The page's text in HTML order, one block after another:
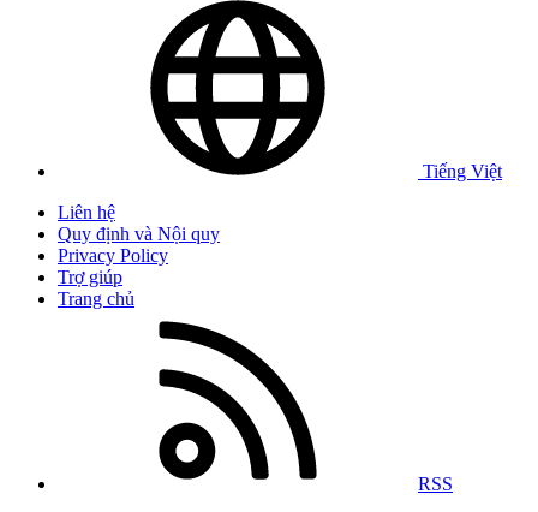
Tiếng Việt
Liên hệ
Quy định và Nội quy
Privacy Policy
Trợ giúp
Trang chủ
RSS